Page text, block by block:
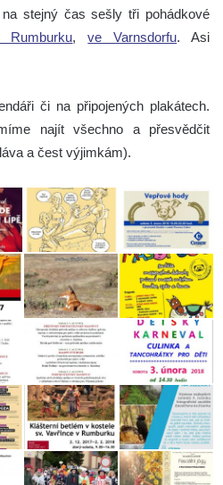
stejný čas sešly tři pohádkové
Rumburku,ve Varnsdorfu. Asi
či na připojených plakátech.
najít všechno a přesvědčit
a čest výjimkám).